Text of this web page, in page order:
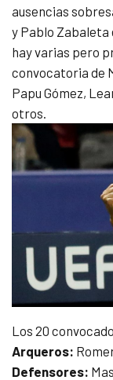
ausencias
y Pablo Zabaleta
hay varias pero
convocatoria de
Papu Gómez,
otros.
Los 20
Arqueros:
Defensores: